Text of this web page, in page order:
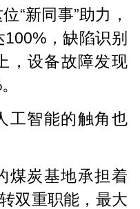
“新同事”助力，
，缺陷识别
，设备故障发现
工智能的触角也
煤炭基地承担着
双重职能，最大